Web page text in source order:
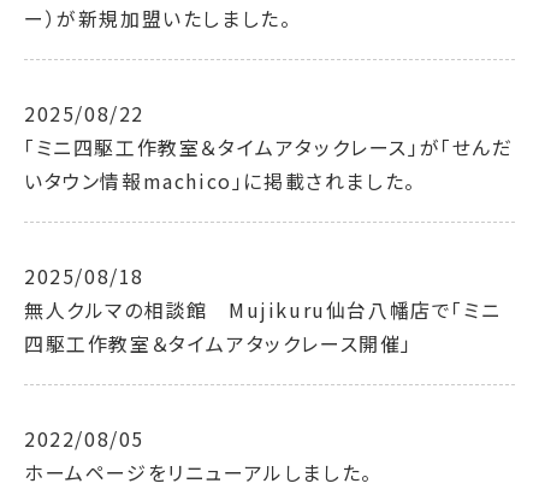
ー）が新規加盟いたしました。
2025/08/22
「ミニ四駆工作教室＆タイムアタックレース」が「せんだ
いタウン情報machico」に掲載されました。
2025/08/18
無人クルマの相談館 Mujikuru仙台八幡店で「ミニ
四駆工作教室＆タイムアタックレース開催」
2022/08/05
ホームページをリニューアルしました。